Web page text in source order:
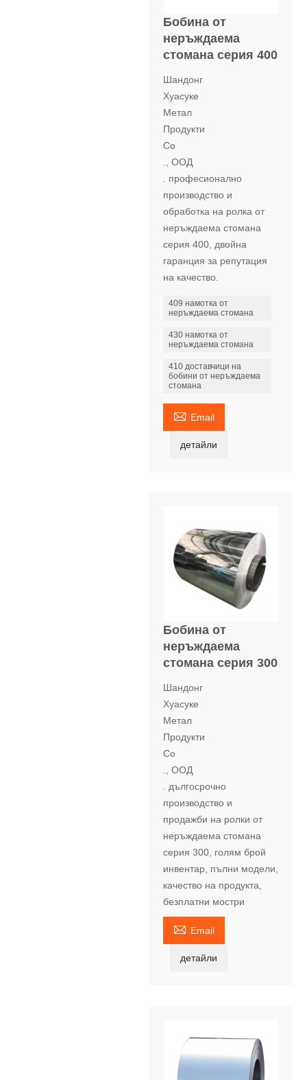
Бобина от
неръждаема
стомана серия 400
Шандонг
Хуасуке
Метал
Продукти
Co
., ООД
. професионално
производство и
обработка на ролка от
неръждаема стомана
серия 400, двойна
гаранция за репутация
на качество.
409 намотка от
неръждаема стомана
430 намотка от
неръждаема стомана
410 доставчици на
бобини от неръждаема
стомана
 Email
детайли
Бобина от
неръждаема
стомана серия 300
Шандонг
Хуасуке
Метал
Продукти
Co
., ООД
. дългосрочно
производство и
продажби на ролки от
неръждаема стомана
серия 300, голям брой
инвентар, пълни модели,
качество на продукта,
безплатни мостри
 Email
детайли